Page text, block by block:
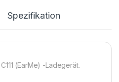
Spezifikation
(EarMe) -Ladegerät.